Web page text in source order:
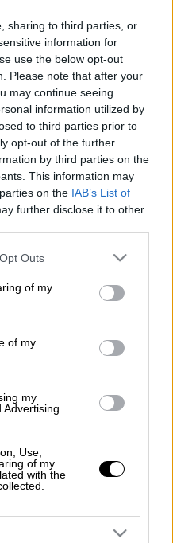
sharing to third parties, or
information for
use the below opt-out
Please note that after your
may continue seeing
information utilized by
to third parties prior to
opt-out of the further
by third parties on the
This information may
on the IAB’s List of
further disclose it to other
uses one or more Google
You may click to
and its third-party tags to
purposes in below Google
Outs
of my
of my
my
Use,
of my
with the
στη Google
ξέσπασε ηφωτιά
σεγνωστό μπαρ στο
τραυματίστηκαν
στο
που ξέσπασε η
του
τούρτα
την σήκωσε ψηλά
στις φλόγες ο
όπως
του OPEN.